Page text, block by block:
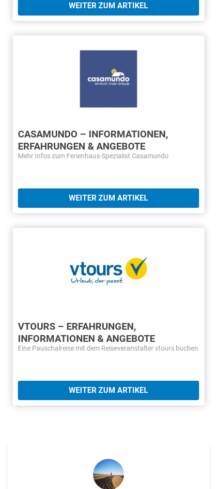
WEITER ZUM ARTIKEL
CASAMUNDO – INFORMATIONEN,
ERFAHRUNGEN & ANGEBOTE
Mehr Infos zum Ferienhaus-Spezialist Casamundo
WEITER ZUM ARTIKEL
VTOURS – ERFAHRUNGEN,
INFORMATIONEN & ANGEBOTE
Eine Pauschalreise mit dem Reiseveranstalter vtours buchen
WEITER ZUM ARTIKEL